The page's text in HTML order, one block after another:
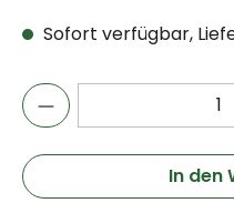
Sofort verfügbar,
In den